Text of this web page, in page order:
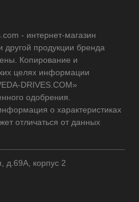
- интернет-магазин
другой продукции бренда
Копирование и
целях информации
DRIVES.COM»
одобрения.
о характеристиках
отличаться от данных
д.69А, корпус 2